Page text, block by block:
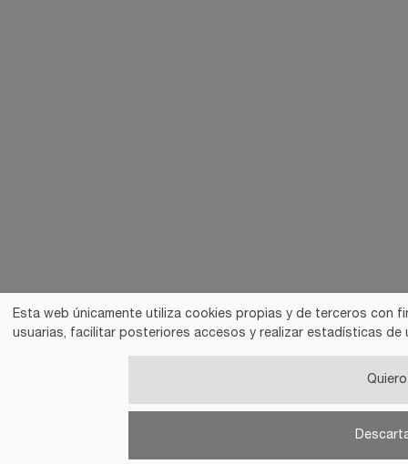
Esta web únicamente utiliza cookies propias y de terceros con
usuarias, facilitar posteriores accesos y realizar estadísticas